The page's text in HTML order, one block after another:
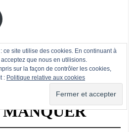
MANQUER
ce site utilise des cookies. En continuant à
que nous en utilisions.
sur la façon de contrôler les cookies,
: Politique relative aux cookies